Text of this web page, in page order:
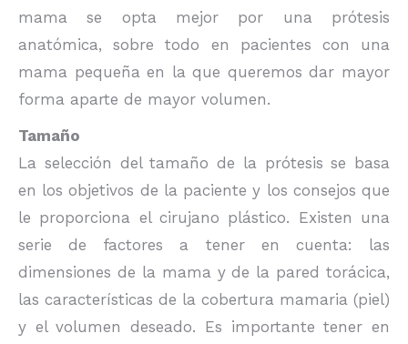
mama se opta mejor por una prótesis
anatómica, sobre todo en pacientes con una
mama pequeña en la que queremos dar mayor
forma aparte de mayor volumen.
Tamaño
La selección del tamaño de la prótesis se basa
en los objetivos de la paciente y los consejos que
le proporciona el cirujano plástico. Existen una
serie de factores a tener en cuenta: las
dimensiones de la mama y de la pared torácica,
las características de la cobertura mamaria (piel)
y el volumen deseado. Es importante tener en